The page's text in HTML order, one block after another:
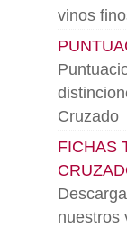
vinos
Cruzado
FICHAS
nuestros